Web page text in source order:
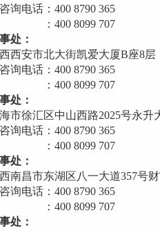
话：400 8790 365
707
：
市北大街凯爱大厦B座8层
话：400 8790 365
707
：
汇区中山西路2025号永升
话：400 8790 365
707
：
市东湖区八一大道357号财
话：400 8790 365
707
：